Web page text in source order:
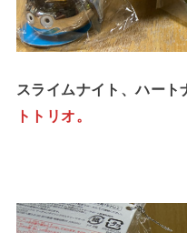
スライムナイト、ハー
トトリオ。